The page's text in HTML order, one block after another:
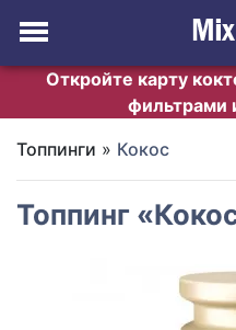
Откройте карту
фильтрами
Топпинги » Кокос
Топпинг